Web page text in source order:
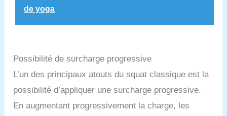
de yoga
Possibilité de surcharge progressive
L’un des principaux atouts du squat classique est la
possibilité d’appliquer une surcharge progressive.
En augmentant progressivement la charge, les